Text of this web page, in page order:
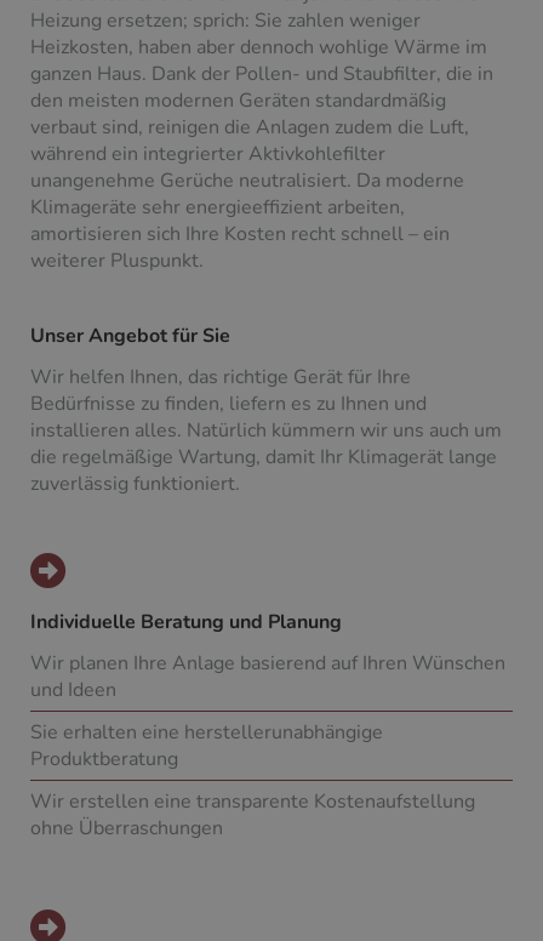
Heizung ersetzen; sprich: Sie zahlen weniger
Heizkosten, haben aber dennoch wohlige Wärme im
ganzen Haus. Dank der Pollen- und Staubfilter, die in
den meisten modernen Geräten standardmäßig
verbaut sind, reinigen die Anlagen zudem die Luft,
während ein integrierter Aktivkohlefilter
unangenehme Gerüche neutralisiert. Da moderne
Klimageräte sehr energieeffizient arbeiten,
amortisieren sich Ihre Kosten recht schnell – ein
weiterer Pluspunkt.
Unser Angebot für Sie
Wir helfen Ihnen, das richtige Gerät für Ihre
Bedürfnisse zu finden, liefern es zu Ihnen und
installieren alles. Natürlich kümmern wir uns auch um
die regelmäßige Wartung, damit Ihr Klimagerät lange
zuverlässig funktioniert.
Individuelle Beratung und Planung
Wir planen Ihre Anlage basierend auf Ihren Wünschen
und Ideen
Sie erhalten eine herstellerunabhängige
Produktberatung
Wir erstellen eine transparente Kostenaufstellung
ohne Überraschungen